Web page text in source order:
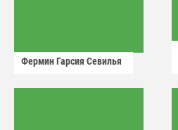
Фермин Гарсия Севилья